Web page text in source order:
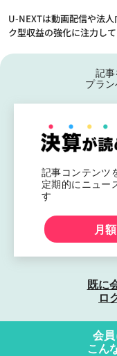
U-NEXTは動画配信や法
ク型収益の強化に注力して
記
プラ
記事コンテンツ
定期的にニュー
す
月
既に
ロ
会
こん